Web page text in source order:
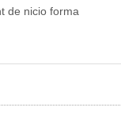
de nicio forma